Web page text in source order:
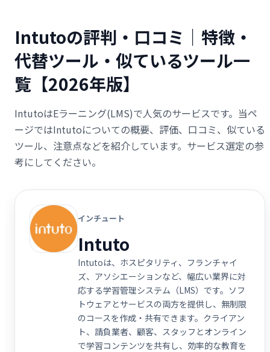
Intutoの評判・口コミ｜特徴・
代替ツール・似ているツール一
覧【2026年版】
IntutoはEラーニング(LMS)で人気のサービスです。当ペ
ージではIntutoについての概要、評価、口コミ、似ている
ツール、注意点などを紹介しています。サービス選定の参
考にしてください。
インチュート
Intuto
Intutoは、ホスピタリティ、フランチャイ
ズ、アソシエーションなど、幅広い業界に対
応する学習管理システム（LMS）です。ソフ
トウェアとサービスの両方を提供し、無制限
のコースを作成・共有できます。クライアン
ト、請負業者、顧客、スタッフとオンライン
で学習コンテンツを共有し、効率的な教育を